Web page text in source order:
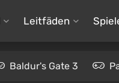
Leitfäden
Baldur's Gate 3